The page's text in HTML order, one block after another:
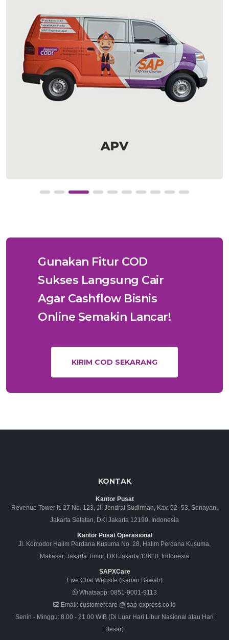
Gunakan Fitur COD
Sukses Langsung Cair
Agar Cashflow Bisnis
Online Semakin Lancar!
KIRIM COD SEKARANG
KONTAK
Kantor Pusat
Revenue Tower lt. 27 No. 123, Jl. Jendral Sudirman, Kav. 52–53, Senayan,
Jakarta Selatan, DKI Jakarta 12190, Indonesia
Kantor Pusat Operasional
Jl. Komodor Halim Perdana Kusuma No. 28, Halim Perdana Kusuma,
Makasar, Jakarta Timur, DKI Jakarta 13610, Indonesia
SAPXCare
Live Chat Website (Kanan Bawah)
Whatsapp:0851-9001-9113
Email: customercare @ sap-express.co.id
Senin - Minggu: 8.00 - 21.00 WIB (Di Luar Hari Libur Nasional atau Hari
Besar)